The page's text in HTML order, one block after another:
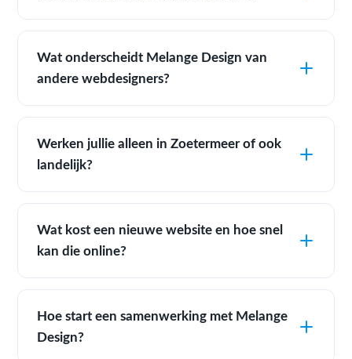
Wat onderscheidt Melange Design van
andere webdesigners?
Werken jullie alleen in Zoetermeer of ook
landelijk?
Wat kost een nieuwe website en hoe snel
kan die online?
Hoe start een samenwerking met Melange
Design?